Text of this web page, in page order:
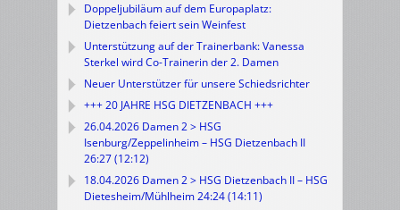
Doppeljubiläum auf dem Europaplatz:
Dietzenbach feiert sein Weinfest
Unterstützung auf der Trainerbank: Vanessa
Sterkel wird Co-Trainerin der 2. Damen
Neuer Unterstützer für unsere Schiedsrichter
+++ 20 JAHRE HSG DIETZENBACH +++
26.04.2026 Damen 2 > HSG
Isenburg/Zeppelinheim – HSG Dietzenbach II
26:27 (12:12)
18.04.2026 Damen 2 > HSG Dietzenbach II – HSG
Dietesheim/Mühlheim 24:24 (14:11)